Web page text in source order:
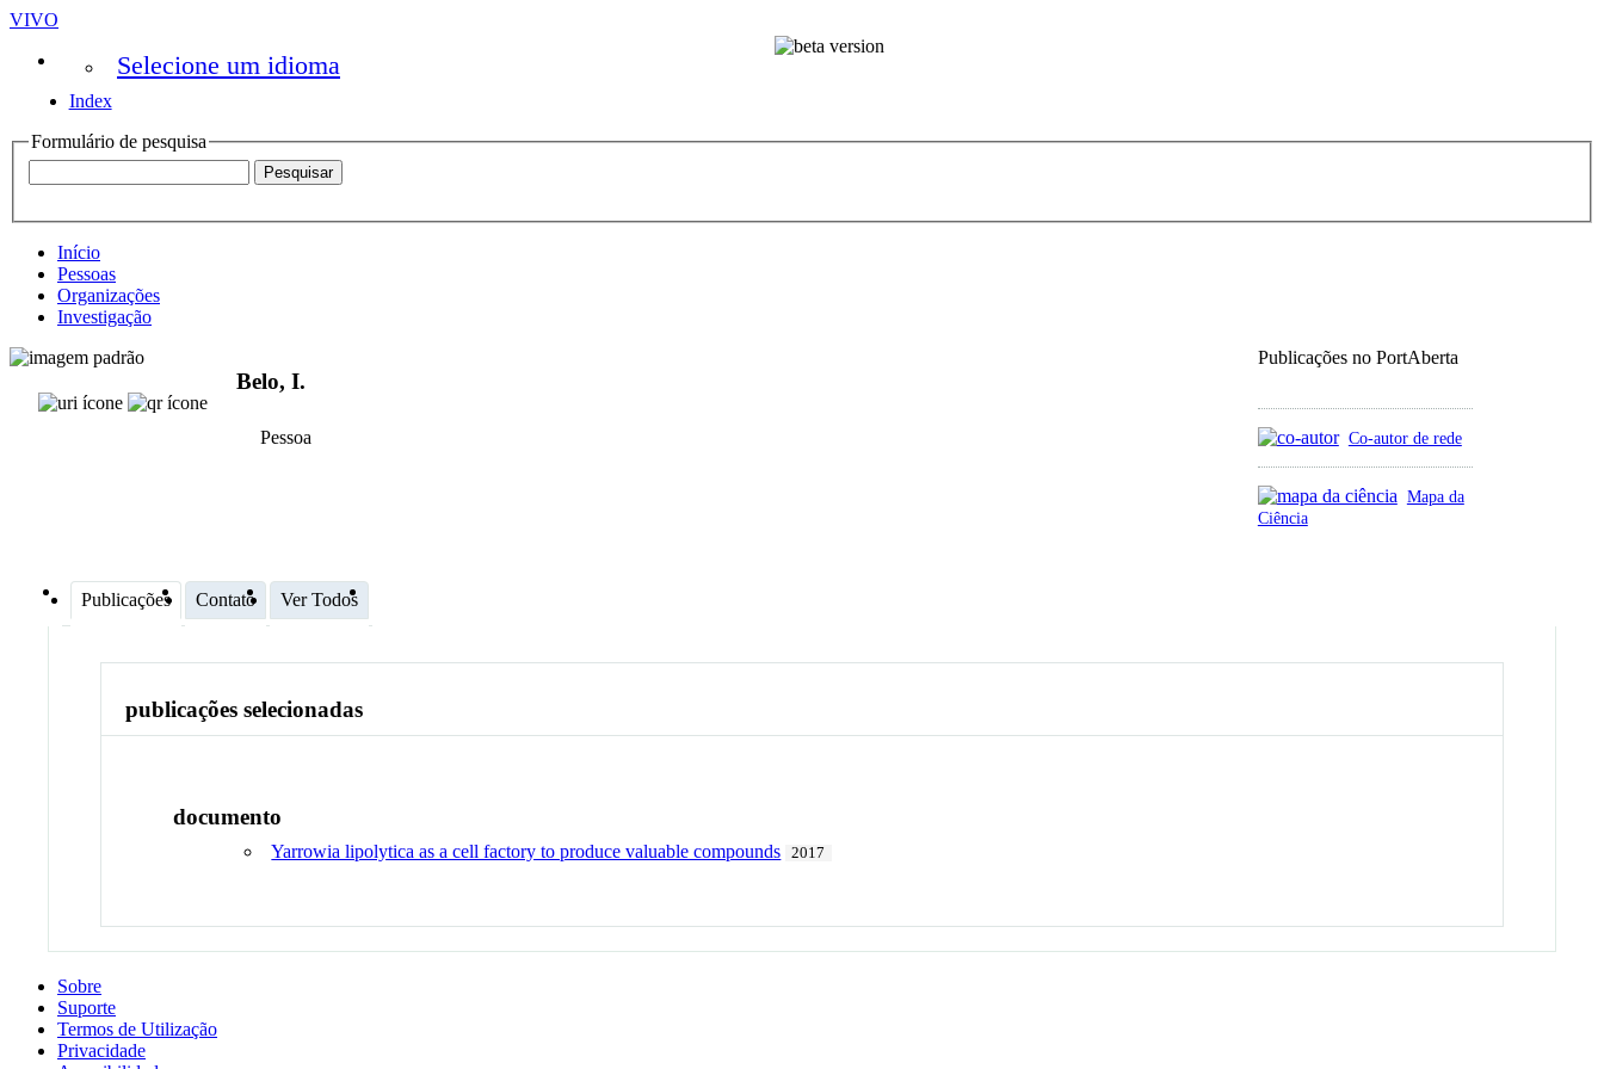
VIVO
Selecione um idioma
Index
Formulário de pesquisa
Início
Pessoas
Organizações
Investigação
Publicações no PortAberta
Co-autor de rede
Mapa da
Ciência
Belo, I.
Pessoa
Publicações Contato Ver Todos
publicações selecionadas
documento
Yarrowia lipolytica as a cell factory to produce valuable compounds 2017
Sobre
Suporte
Termos de Utilização
Privacidade